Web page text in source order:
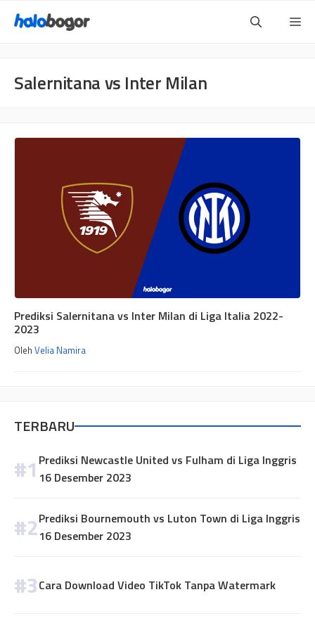
Salernitana vs Inter Milan
Prediksi Salernitana vs Inter Milan di Liga Italia 2022-
2023
Oleh Velia Namira
TERBARU
Prediksi Newcastle United vs Fulham di Liga Inggris
16 Desember 2023
Prediksi Bournemouth vs Luton Town di Liga Inggris
16 Desember 2023
Cara Download Video TikTok Tanpa Watermark